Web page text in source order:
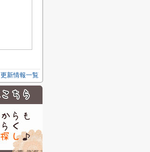
更新情報一覧